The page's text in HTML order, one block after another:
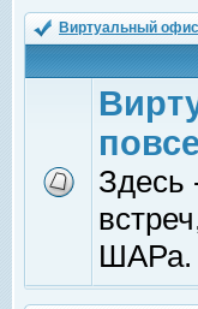
Виртуальный
Здесь
ШАРа.